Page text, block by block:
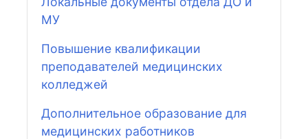
МУ
Повышение квалификации
преподавателей медицинских
колледжей
Дополнительное образование для
медицинских работников